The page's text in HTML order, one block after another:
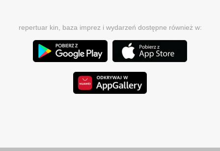
repertuar kin, baza imprez i wydarzeń dostępne również w: